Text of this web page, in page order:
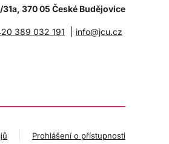
370 05 České Budějovice
389 032 191 info@jcu.cz
Prohlášení o přístupnosti